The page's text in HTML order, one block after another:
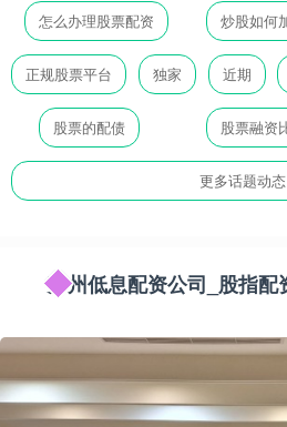
怎么办理股票配资 炒股如何
正规股票平台 独家 近期
股票的配债 股票融资
更多话题动态
苏州低息配资公司_股指